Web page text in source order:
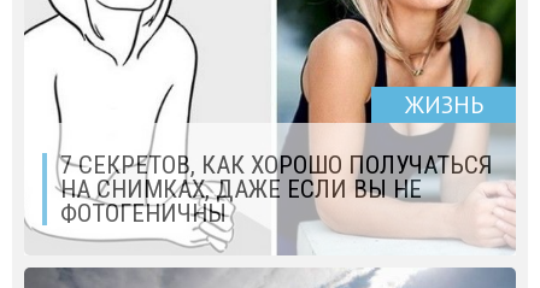
ЖИЗНЬ
7 СЕКРЕТОВ, КАК ХОРОШО ПОЛУЧАТЬСЯ
НА СНИМКАХ, ДАЖЕ ЕСЛИ ВЫ НЕ
ФОТОГЕНИЧНЫ